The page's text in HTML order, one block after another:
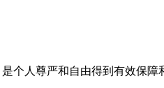
个人尊严和自由得到有效保